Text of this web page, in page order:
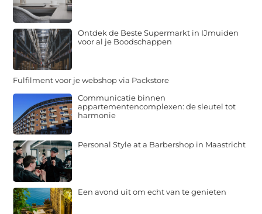
Ontdek de Beste Supermarkt in IJmuiden
voor al je Boodschappen
Fulfilment voor je webshop via Packstore
Communicatie binnen
appartementencomplexen: de sleutel tot
harmonie
Personal Style at a Barbershop in Maastricht
Een avond uit om echt van te genieten